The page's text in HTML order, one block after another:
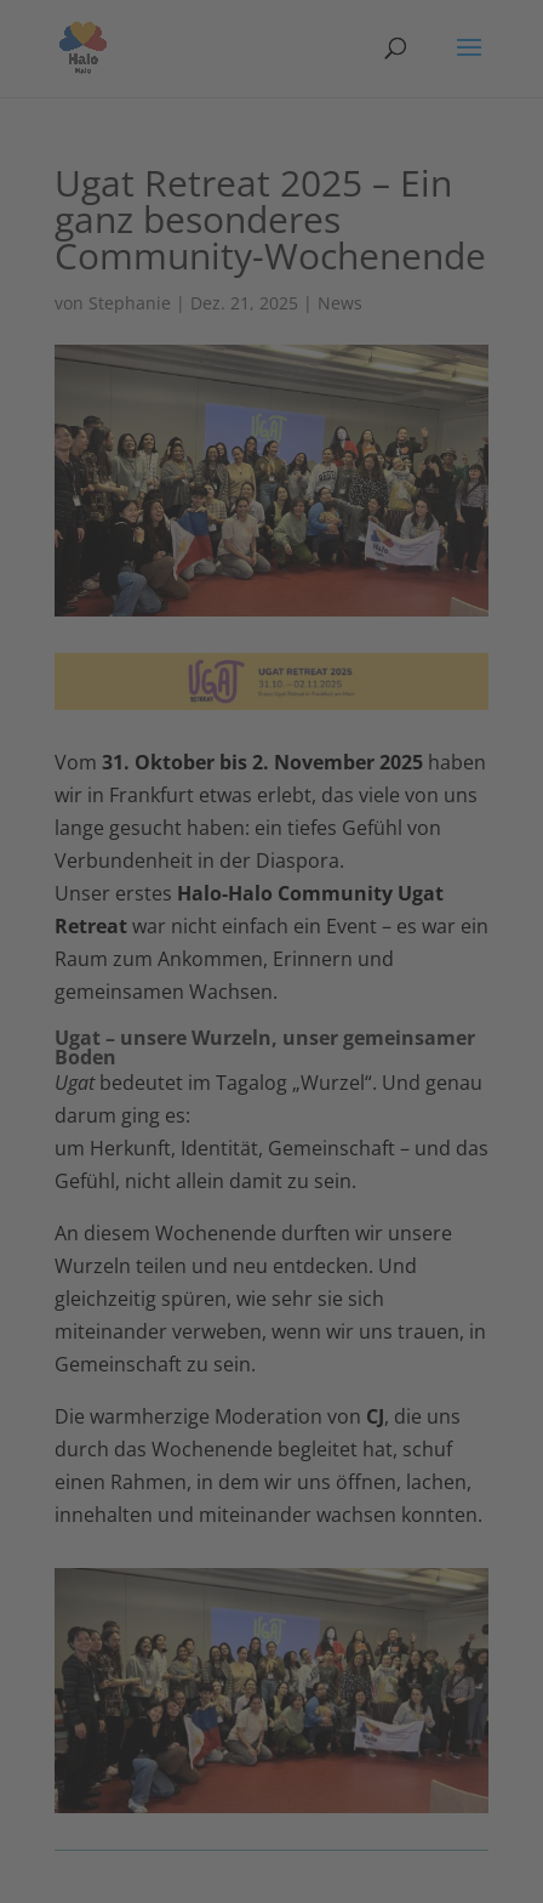
Ugat Retreat 2025 – Ein
ganz besonderes
Community-Wochenende
von Stephanie | Dez. 21, 2025 | News
Vom 31. Oktober bis 2. November 2025haben
wir in Frankfurt etwas erlebt, das viele von uns
lange gesucht haben: ein tiefes Gefühl von
Verbundenheit in der Diaspora.
Unser erstes Halo-Halo Community Ugat
Retreatwar nicht einfach ein Event – es war ein
Raum zum Ankommen, Erinnern und
gemeinsamen Wachsen.
Ugat – unsere Wurzeln, unser gemeinsamer
Boden
Ugatbedeutet im Tagalog „Wurzel“. Und genau
darum ging es:
um Herkunft, Identität, Gemeinschaft – und das
Gefühl, nicht allein damit zu sein.
An diesem Wochenende durften wir unsere
Wurzeln teilen und neu entdecken. Und
gleichzeitig spüren, wie sehr sie sich
miteinander verweben, wenn wir uns trauen, in
Gemeinschaft zu sein.
Die warmherzige Moderation von CJ, die uns
durch das Wochenende begleitet hat, schuf
einen Rahmen, in dem wir uns öffnen, lachen,
innehalten und miteinander wachsen konnten.